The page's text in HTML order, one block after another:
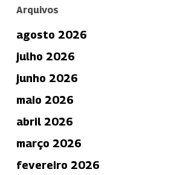
Arquivos
agosto 2026
julho 2026
junho 2026
maio 2026
abril 2026
março 2026
fevereiro 2026